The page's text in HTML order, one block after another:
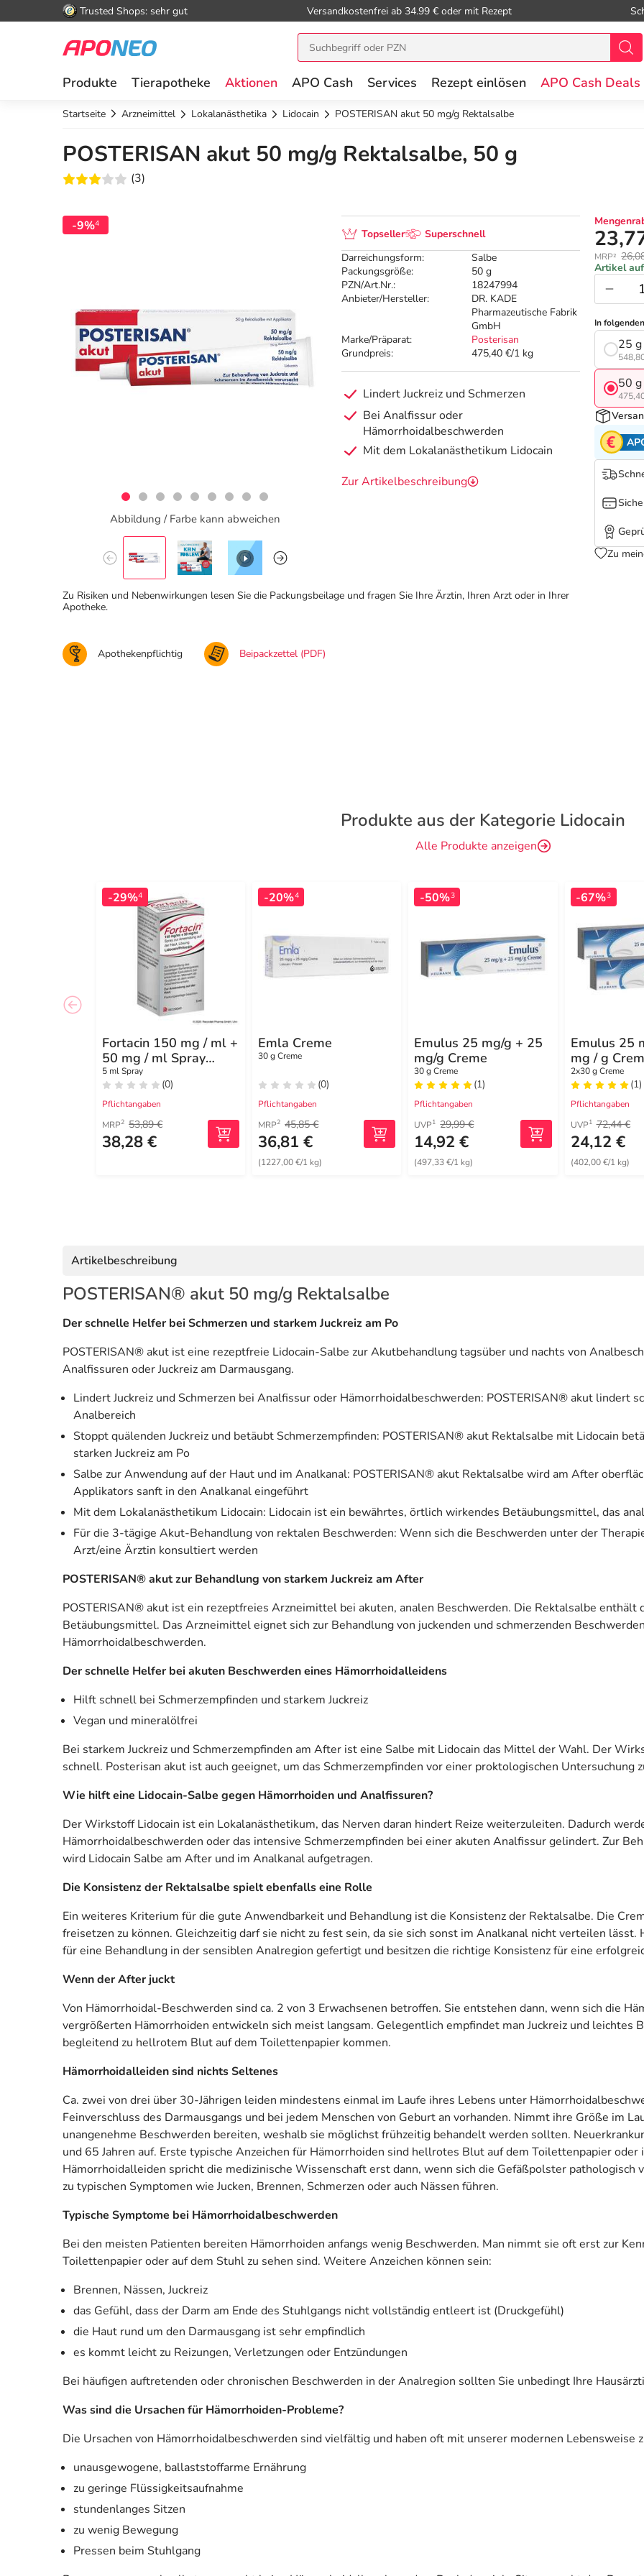
Trusted Shops: sehr gut Versandkostenfrei ab 34.99 € oder mit Rezept
Produkte Tierapotheke Aktionen APO Cash Services Rezept einlösen APO Cash Deals
Startseite Arzneimittel Lokalanästhetika Lidocain POSTERISAN akut 50 mg/g Rektalsalbe
POSTERISAN akut 50 mg/g Rektalsalbe, 50 g
(3)
-9%4
Abbildung / Farbe kann abweichen
Topseller
Superschnell
Darreichungsform:
Salbe
Packungsgröße:
50 g
PZN/Art.Nr.:
18247994
Anbieter/Hersteller:
DR. KADE
Pharmazeutische Fabrik
GmbH
Marke/Präparat:
Posterisan
Grundpreis:
475,40 €/1 kg
Lindert Juckreiz und Schmerzen
Bei Analfissur oder
Hämorrhoidalbeschwerden
Mit dem Lokalanästhetikum Lidocain
Zur Artikelbeschreibung
MRP²
Artikel
In
25 g
50 g
Zu
Zu Risiken und Nebenwirkungen lesen Sie die Packungsbeilage und fragen Sie Ihre Ärztin, Ihren Arzt oder in Ihrer
Apotheke.
Apothekenpflichtig Beipackzettel (PDF)
Produkte aus der Kategorie Lidocain
Alle Produkte anzeigen
-29%4
Fortacin 150 mg / ml +
50 mg / ml Spray
z.Anw.a.Haut
5 ml Spray
(0)
Pflichtangaben
MRP2 53,89 €
38,28 €
-20%4
Emla Creme
30 g Creme
(0)
Pflichtangaben
MRP2 45,85 €
36,81 €
(1227,00 €/1 kg)
-50%3
Emulus 25 mg/g + 25
mg/g Creme
30 g Creme
(1)
Pflichtangaben
UVP1 29,99 €
14,92 €
(497,33 €/1 kg)
-67%3
Emulus 25
mg / g
2x30 g Creme
(1)
Pflichtangaben
UVP1 72,44 €
24,12 €
(402,00 €/1 kg)
Artikelbeschreibung
POSTERISAN® akut 50 mg/g Rektalsalbe
Der schnelle Helfer bei Schmerzen und starkem Juckreiz am Po
POSTERISAN® akut ist eine rezeptfreie Lidocain-Salbe zur Akutbehandlung tagsüber und nachts von
Analfissuren oder Juckreiz am Darmausgang.
Lindert Juckreiz und Schmerzen bei Analfissur oder Hämorrhoidalbeschwerden: POSTERISAN® akut lindert
Analbereich
Stoppt quälenden Juckreiz und betäubt Schmerzempfinden: POSTERISAN® akut Rektalsalbe mit Lidocain
starken Juckreiz am Po
Salbe zur Anwendung auf der Haut und im Analkanal: POSTERISAN® akut Rektalsalbe wird am After
Applikators sanft in den Analkanal eingeführt
Mit dem Lokalanästhetikum Lidocain: Lidocain ist ein bewährtes, örtlich wirkendes Betäubungsmittel, das
Für die 3-tägige Akut-Behandlung von rektalen Beschwerden: Wenn sich die Beschwerden unter der
Arzt/eine Ärztin konsultiert werden
POSTERISAN® akut zur Behandlung von starkem Juckreiz am After
POSTERISAN® akut ist ein rezeptfreies Arzneimittel bei akuten, analen Beschwerden. Die Rektalsalbe
Betäubungsmittel. Das Arzneimittel eignet sich zur Behandlung von juckenden und schmerzenden
Hämorrhoidalbeschwerden.
Der schnelle Helfer bei akuten Beschwerden eines Hämorrhoidalleidens
Hilft schnell bei Schmerzempfinden und starkem Juckreiz
Vegan und mineralölfrei
Bei starkem Juckreiz und Schmerzempfinden am After ist eine Salbe mit Lidocain das Mittel der Wahl. Der
schnell. Posterisan akut ist auch geeignet, um das Schmerzempfinden vor einer proktologischen Untersuchung
Wie hilft eine Lidocain-Salbe gegen Hämorrhoiden und Analfissuren?
Der Wirkstoff Lidocain ist ein Lokalanästhetikum, das Nerven daran hindert Reize weiterzuleiten. Dadurch
Hämorrhoidalbeschwerden oder das intensive Schmerzempfinden bei einer akuten Analfissur gelindert. Zur
wird Lidocain Salbe am After und im Analkanal aufgetragen.
Die Konsistenz der Rektalsalbe spielt ebenfalls eine Rolle
Ein weiteres Kriterium für die gute Anwendbarkeit und Behandlung ist die Konsistenz der Rektalsalbe. Die
freisetzen zu können. Gleichzeitig darf sie nicht zu fest sein, da sie sich sonst im Analkanal nicht verteilen
für eine Behandlung in der sensiblen Analregion gefertigt und besitzen die richtige Konsistenz für eine
Wenn der After juckt
Von Hämorrhoidal-Beschwerden sind ca. 2 von 3 Erwachsenen betroffen. Sie entstehen dann, wenn sich die
vergrößerten Hämorrhoiden entwickeln sich meist langsam. Gelegentlich empfindet man Juckreiz und leichtes
begleitend zu hellrotem Blut auf dem Toilettenpapier kommen.
Hämorrhoidalleiden sind nichts Seltenes
Ca. zwei von drei über 30-Jährigen leiden mindestens einmal im Laufe ihres Lebens unter
Feinverschluss des Darmausgangs und bei jedem Menschen von Geburt an vorhanden. Nimmt ihre Größe im
unangenehme Beschwerden bereiten, weshalb sie möglichst frühzeitig behandelt werden sollten.
und 65 Jahren auf. Erste typische Anzeichen für Hämorrhoiden sind hellrotes Blut auf dem Toilettenpapier oder
Hämorrhoidalleiden spricht die medizinische Wissenschaft erst dann, wenn sich die Gefäßpolster
zu typischen Symptomen wie Jucken, Brennen, Schmerzen oder auch Nässen führen.
Typische Symptome bei Hämorrhoidalbeschwerden
Bei den meisten Patienten bereiten Hämorrhoiden anfangs wenig Beschwerden. Man nimmt sie oft erst zur
Toilettenpapier oder auf dem Stuhl zu sehen sind. Weitere Anzeichen können sein:
Brennen, Nässen, Juckreiz
das Gefühl, dass der Darm am Ende des Stuhlgangs nicht vollständig entleert ist (Druckgefühl)
die Haut rund um den Darmausgang ist sehr empfindlich
es kommt leicht zu Reizungen, Verletzungen oder Entzündungen
Bei häufigen auftretenden oder chronischen Beschwerden in der Analregion sollten Sie unbedingt Ihre
Was sind die Ursachen für Hämorrhoiden-Probleme?
Die Ursachen von Hämorrhoidalbeschwerden sind vielfältig und haben oft mit unserer modernen Lebensweise
unausgewogene, ballaststoffarme Ernährung
zu geringe Flüssigkeitsaufnahme
stundenlanges Sitzen
zu wenig Bewegung
Pressen beim Stuhlgang